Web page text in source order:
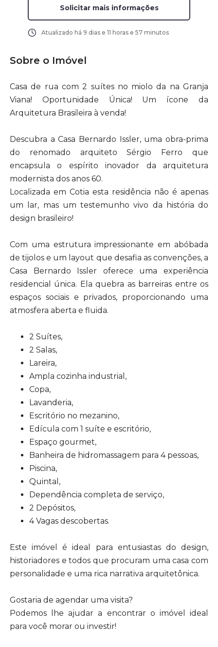
Solicitar mais informações
Atualizado há 9 dias e 11 horas e 57 minutos
Sobre o Imóvel
Casa de rua com 2 suítes no miolo da na Granja
Viana! Oportunidade Única! Um ícone da
Arquitetura Brasileira à venda!
Descubra a Casa Bernardo Issler, uma obra-prima
do renomado arquiteto Sérgio Ferro que
encapsula o espírito inovador da arquitetura
modernista dos anos 60.
Localizada em Cotia esta residência não é apenas
um lar, mas um testemunho vivo da história do
design brasileiro!
Com uma estrutura impressionante em abóbada
de tijolos e um layout que desafia as convenções, a
Casa Bernardo Issler oferece uma experiência
residencial única. Ela quebra as barreiras entre os
espaços sociais e privados, proporcionando uma
atmosfera aberta e fluida.
2 Suítes,
2 Salas,
Lareira,
Ampla cozinha industrial,
Copa,
Lavanderia,
Escritório no mezanino,
Edícula com 1 suíte e escritório,
Espaço gourmet,
Banheira de hidromassagem para 4 pessoas,
Piscina,
Quintal,
Dependência completa de serviço,
2 Depósitos,
4 Vagas descobertas.
Este imóvel é ideal para entusiastas do design,
historiadores e todos que procuram uma casa com
personalidade e uma rica narrativa arquitetônica.
Gostaria de agendar uma visita?
Podemos lhe ajudar a encontrar o imóvel ideal
para você morar ou investir!